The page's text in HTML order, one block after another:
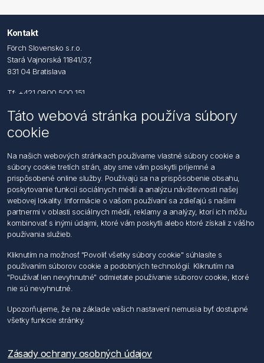
Kontakt
Förch Slovensko s.r.o.
Stará Vajnorská 11841/37,
831 04 Bratislava
Tf: +421 0800 500 151
Email: office@foerch.sk
Kontaktujte nás
Informácie
Imprint
Vyhlásenie k ochrane údajov
Všeobecné dodacie a obchodné podmienky
Obchodný zástupca
Môj účet
Môj účet
Objednávky
Adresy
Táto webová stránka používa súbory
cookie
Na našich webových stránkach používame vlastné súbory cookie a
súbory cookie tretích strán, aby sme vám poskytli príjemné a
prispôsobené online služby. Používajú sa na prispôsobenie obsahu,
poskytovanie funkcií sociálnych médií a analýzu návštevnosti našej
webovej lokality. Informácie o vašom používaní sa zdieľajú s našimi
partnermi v oblasti sociálnych médií, reklamy a analýzy, ktorí ich môžu
kombinovať s inými údajmi, ktoré vám poskytli alebo ktoré získali z vášho
používania služieb.
Kliknutím na možnosť "Povoliť všetky súbory cookie" súhlasíte s
používaním súborov cookie a podobných technológií. Kliknutím na
"Používať len nevyhnutné" odmietate používanie súborov cookie, ktoré
nie sú nevyhnutné.
Upozorňujeme, že na základe vašich nastavení nemusia byť dostupné
všetky funkcie stránky.
Zásady ochrany osobných údajov